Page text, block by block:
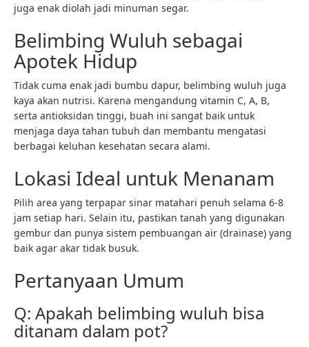
juga enak diolah jadi minuman segar.
Belimbing Wuluh sebagai
Apotek Hidup
Tidak cuma enak jadi bumbu dapur, belimbing wuluh juga
kaya akan nutrisi. Karena mengandung vitamin C, A, B,
serta antioksidan tinggi, buah ini sangat baik untuk
menjaga daya tahan tubuh dan membantu mengatasi
berbagai keluhan kesehatan secara alami.
Lokasi Ideal untuk Menanam
Pilih area yang terpapar sinar matahari penuh selama 6-8
jam setiap hari. Selain itu, pastikan tanah yang digunakan
gembur dan punya sistem pembuangan air (drainase) yang
baik agar akar tidak busuk.
Pertanyaan Umum
Q: Apakah belimbing wuluh bisa
ditanam dalam pot?